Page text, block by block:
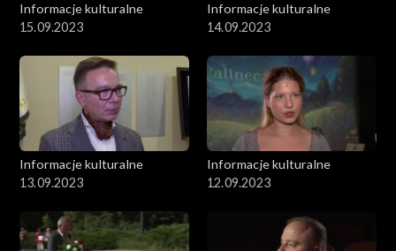
Informacje kulturalne
15.09.2023
Informacje kulturalne
14.09.2023
Informacje kulturalne
13.09.2023
Informacje kulturalne
12.09.2023